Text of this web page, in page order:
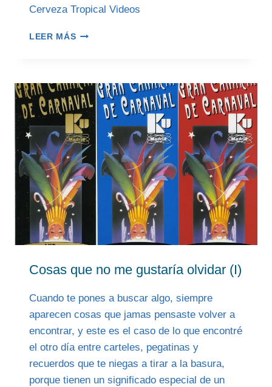
Cerveza Tropical Videos
LEER MÁSTROPICAL
Cosas que no me gustaría olvidar (I)
Cuando te pones a buscar algo, siempre
aparecen cosas que jamas pensaste volver a
encontrar, y este es el caso de lo que encontré
el otro día entre carteles, pegatinas y
recuerdos que te niegas a tirar a la basura,
porque tienen un significado especial de un